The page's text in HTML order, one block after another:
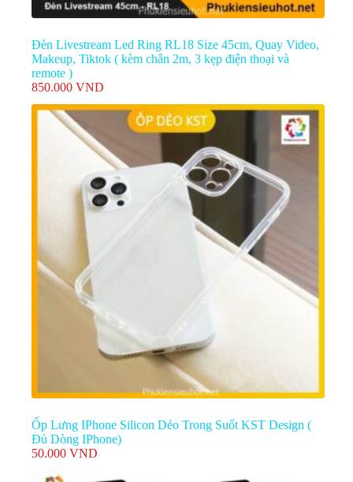
Đèn Livestream Led Ring RL18 Size 45cm, Quay Video,
Makeup, Tiktok ( kèm chân 2m, 3 kẹp điện thoại và
remote )
850.000 VND
Ốp Lưng IPhone Silicon Dẻo Trong Suốt KST Design (
Đủ Dòng IPhone)
50.000 VND